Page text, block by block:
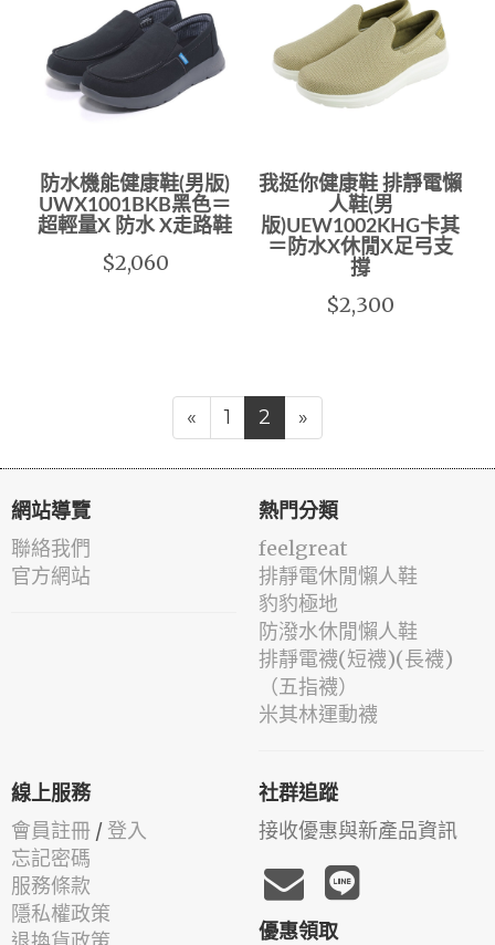
防水機能健康鞋(男版)
UWX1001BKB黑色＝
超輕量X 防水 X走路鞋
$2,060
我挺你健康鞋 排靜電懶
人鞋(男
版)UEW1002KHG卡其
＝防水X休閒X足弓支
撐
$2,300
« 1 2 »
網站導覽
聯絡我們
官方網站
熱門分類
feelgreat
排靜電休閒懶人鞋
豹豹極地
防潑水休閒懶人鞋
排靜電襪(短襪)(長襪)
（五指襪）
米其林運動襪
線上服務
會員註冊 / 登入
忘記密碼
服務條款
隱私權政策
社群追蹤
接收優惠與新產品資訊
優惠領取